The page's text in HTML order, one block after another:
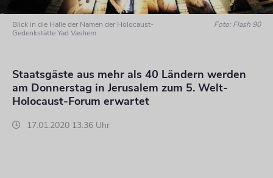
Blick in die Halle der Namen der Holocaust-
Gedenkstätte Yad Vashem
Foto: Flash 90
Staatsgäste aus mehr als 40 Ländern werden
am Donnerstag in Jerusalem zum 5. Welt-
Holocaust-Forum erwartet
17.01.2020 13:36 Uhr